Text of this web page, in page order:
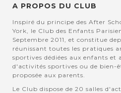
A PROPOS DU CLUB
Inspiré du principe des After
York, le Club des Enfants
Septembre 2011, et constitue
réunissant toutes les pratiques
sportives dédiées aux enfants et
d'activités sportives ou de bien-
proposée aux parents.
Le Club dispose de 20 salles